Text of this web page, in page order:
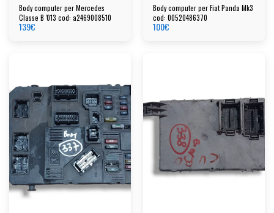
Body computer per Mercedes
Classe B '013 cod: a2469008510
139€
Body computer per Fiat Panda Mk3
cod: 00520486370
100€